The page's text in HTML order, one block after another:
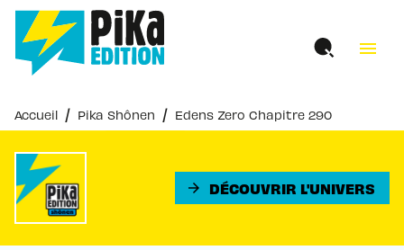
MENU RECHERCHE
PIED DE PAGE
menu
Accueil / Pika Shônen / Edens Zero Chapitre 290
arrow_forward DÉCOUVRIR L'UNIVERS